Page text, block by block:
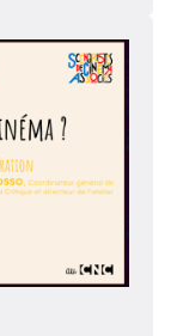
quand
après